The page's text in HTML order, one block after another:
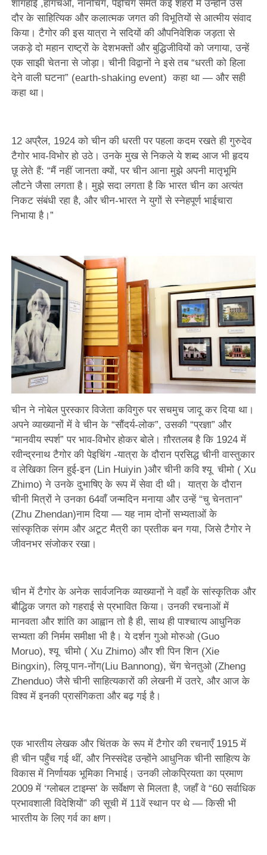
शांगहाई ,हांगचओ, नानचिंग, पेइचिंग समेत कई शहरों में उन्होंने उस
दौर के साहित्यिक और कलात्मक जगत की विभूतियों से आत्मीय संवाद
किया। टैगोर की इस यात्रा ने सदियों की औपनिवेशिक जड़ता से
जकड़े दो महान राष्ट्रों के देशभक्तों और बुद्धिजीवियों को जगाया, उन्हें
एक साझी चेतना से जोड़ा। चीनी विद्वानों ने इसे तब “धरती को हिला
देने वाली घटना” (earth-shaking event) कहा था — और सही
कहा था।
12 अप्रैल, 1924 को चीन की धरती पर पहला कदम रखते ही गुरुदेव
टैगोर भाव-विभोर हो उठे। उनके मुख से निकले ये शब्द आज भी हृदय
छू लेते हैं: “मैं नहीं जानता क्यों, पर चीन आना मुझे अपनी मातृभूमि
लौटने जैसा लगता है। मुझे सदा लगता है कि भारत चीन का अत्यंत
निकट संबंधी रहा है, और चीन-भारत ने युगों से स्नेहपूर्ण भाईचारा
निभाया है।”
चीन ने नोबेल पुरस्कार विजेता कविगुरु पर सचमुच जादू कर दिया था।
अपने व्याख्यानों में वे चीन के “सौंदर्य-लोक”, उसकी “प्रज्ञा” और
“मानवीय स्पर्श” पर भाव-विभोर होकर बोले। ग़ौरतलब है कि 1924 में
रवीन्द्रनाथ टैगोर की पेइचिंग -यात्रा के दौरान प्रसिद्ध चीनी वास्तुकार
व लेखिका लिन हुई-इन (Lin Huiyin )और चीनी कवि श्यू चीमो ( Xu
Zhimo) ने उनके दुभाषिए के रूप में सेवा दी थी। यात्रा के दौरान
चीनी मित्रों ने उनका 64वाँ जन्मदिन मनाया और उन्हें “चु चेनतान”
(Zhu Zhendan)नाम दिया — यह नाम दोनों सभ्यताओं के
सांस्कृतिक संगम और अटूट मैत्री का प्रतीक बन गया, जिसे टैगोर ने
जीवनभर संजोकर रखा।
चीन में टैगोर के अनेक सार्वजनिक व्याख्यानों ने वहाँ के सांस्कृतिक और
बौद्धिक जगत को गहराई से प्रभावित किया। उनकी रचनाओं में
मानवता और शांति का आह्वान तो है ही, साथ ही पाश्चात्य आधुनिक
सभ्यता की निर्मम समीक्षा भी है। ये दर्शन गुओ मोरुओ (Guo
Moruo), श्यू चीमो ( Xu Zhimo) और शी पिन शिन (Xie
Bingxin), लियू पान-नोंग(Liu Bannong), चेंग चेनतुओ (Zheng
Zhenduo) जैसे चीनी साहित्यकारों की लेखनी में उतरे, और आज के
विश्व में इनकी प्रासंगिकता और बढ़ गई है।
एक भारतीय लेखक और चिंतक के रूप में टैगोर की रचनाएँ 1915 में
ही चीन पहुँच गई थीं, और निस्संदेह उन्होंने आधुनिक चीनी साहित्य के
विकास में निर्णायक भूमिका निभाई। उनकी लोकप्रियता का प्रमाण
2009 में ‘ग्लोबल टाइम्स’ के सर्वेक्षण से मिलता है, जहाँ वे “60 सर्वाधिक
प्रभावशाली विदेशियों” की सूची में 11वें स्थान पर थे — किसी भी
भारतीय के लिए गर्व का क्षण।